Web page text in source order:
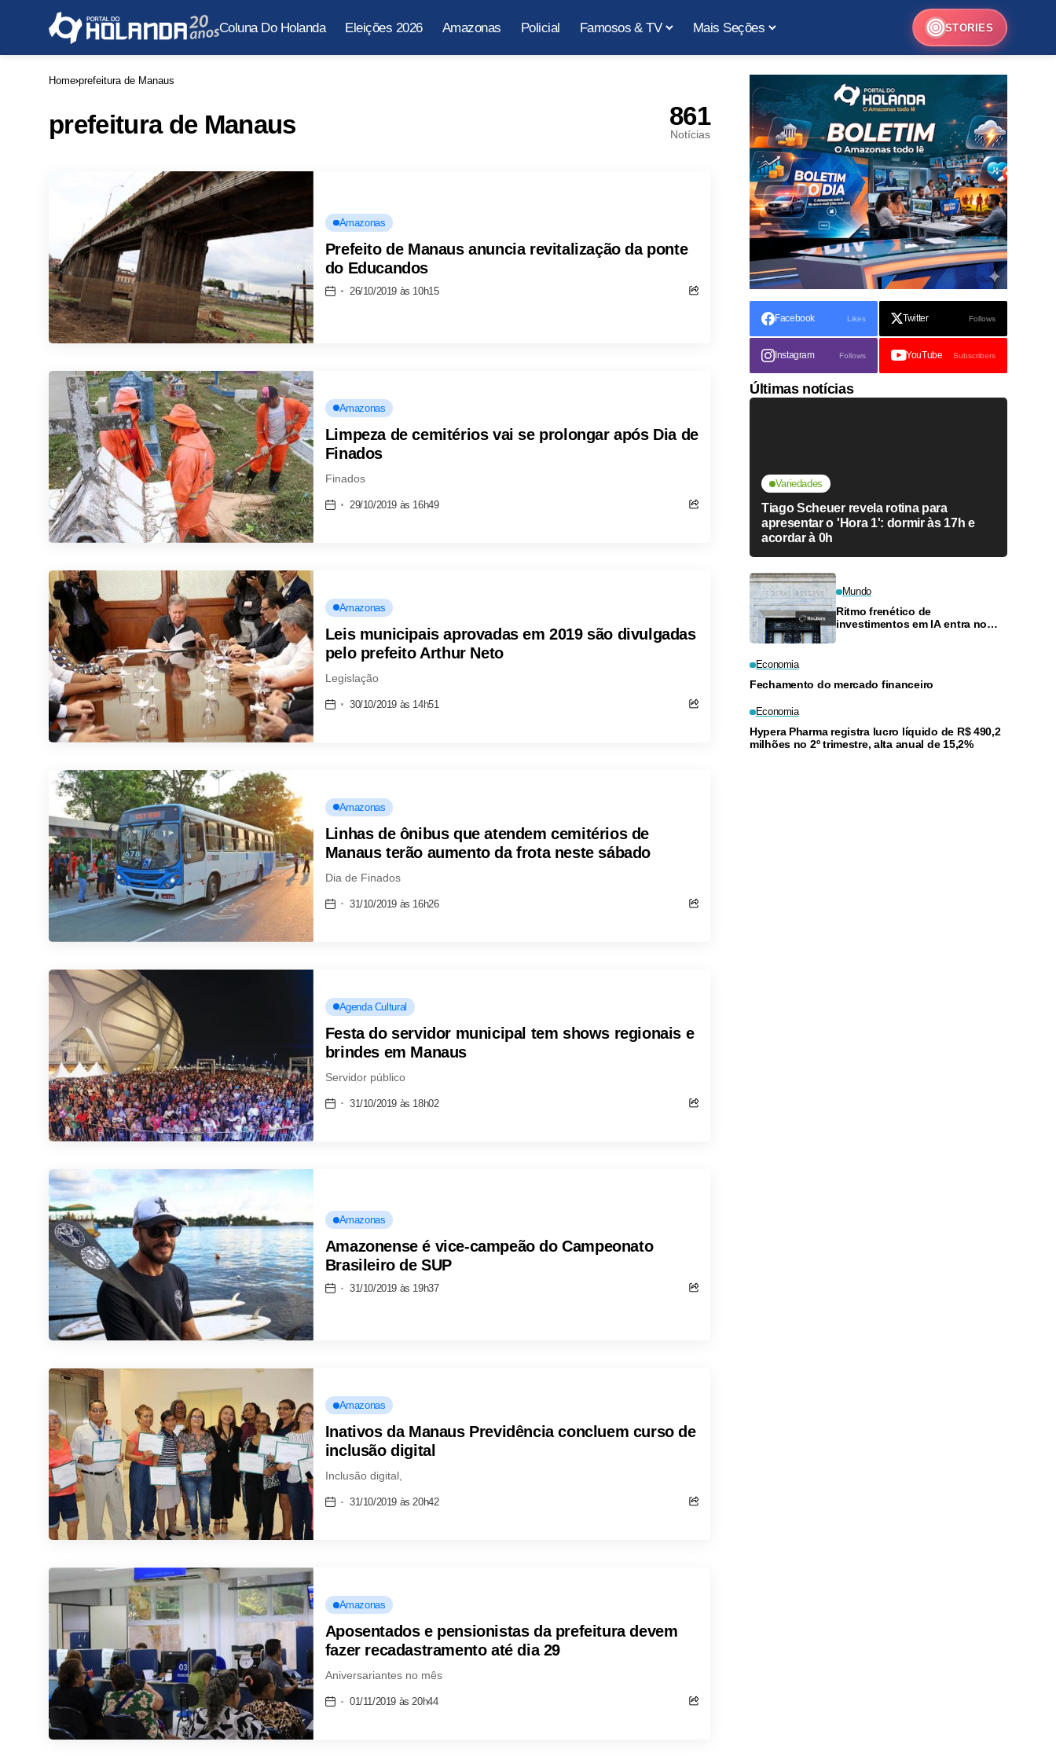
Coluna Do Holanda Eleições 2026 Amazonas Policial Famosos & TV Mais Seções STORIES
Home prefeitura de Manaus
prefeitura de Manaus 861
Notícias
Amazonas
Prefeito de Manaus anuncia revitalização da ponte
do Educandos
26/10/2019 às 10h15
Amazonas
Limpeza de cemitérios vai se prolongar após Dia de
Finados
Finados
29/10/2019 às 16h49
Amazonas
Leis municipais aprovadas em 2019 são divulgadas
pelo prefeito Arthur Neto
Legislação
30/10/2019 às 14h51
Amazonas
Linhas de ônibus que atendem cemitérios de
Manaus terão aumento da frota neste sábado
Dia de Finados
31/10/2019 às 16h26
Agenda Cultural
Festa do servidor municipal tem shows regionais e
brindes em Manaus
Servidor público
31/10/2019 às 18h02
Amazonas
Amazonense é vice-campeão do Campeonato
Brasileiro de SUP
31/10/2019 às 19h37
Amazonas
Inativos da Manaus Previdência concluem curso de
inclusão digital
Inclusão digital,
31/10/2019 às 20h42
Amazonas
Aposentados e pensionistas da prefeitura devem
fazer recadastramento até dia 29
Aniversariantes no mês
01/11/2019 às 20h44
Facebook Likes Twitter Follows
Instagram Follows YouTube Subscribers
Últimas notícias
Variedades
Tiago Scheuer revela rotina para
apresentar o 'Hora 1': dormir às 17h e
acordar à 0h
Mundo
Ritmo frenético de
investimentos em IA entra no
Economia
Fechamento do mercado financeiro
Economia
Hypera Pharma registra lucro líquido de R$ 490,2
milhões no 2º trimestre, alta anual de 15,2%